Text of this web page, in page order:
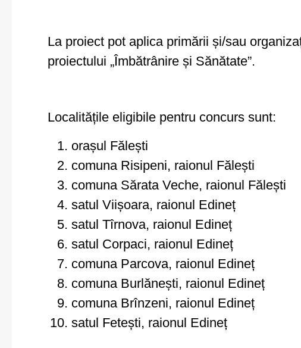
La proiect pot aplica primării și/sau
proiectului „Îmbătrânire și Sănătate”.
Localitățile eligibile pentru concurs sunt:
orașul Fălești
comuna Risipeni, raionul Fălești
comuna Sărata Veche, raionul Fălești
satul Viișoara, raionul Edineț
satul Tîrnova, raionul Edineț
satul Corpaci, raionul Edineț
comuna Parcova, raionul Edineț
comuna Burlănești, raionul Edineț
comuna Brînzeni, raionul Edineț
satul Fetești, raionul Edineț